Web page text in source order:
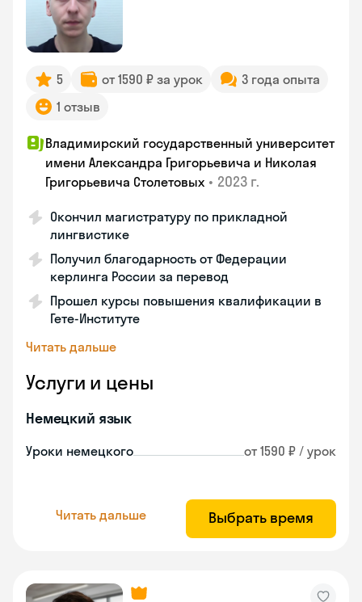
5 от 1590 ₽ за урок
3 года опыта
1 отзыв
Владимирский государственный университет
имени Александра Григорьевича и Николая
Григорьевича Столетовых • 2023 г.
Окончил магистратуру по прикладной
лингвистике
Получил благодарность от Федерации
керлинга России за перевод
Прошел курсы повышения квалификации в
Гете-Институте
Читать дальше
Услуги и цены
Немецкий язык
Уроки немецкого от 1590 ₽ / урок
Читать дальше Выбрать время